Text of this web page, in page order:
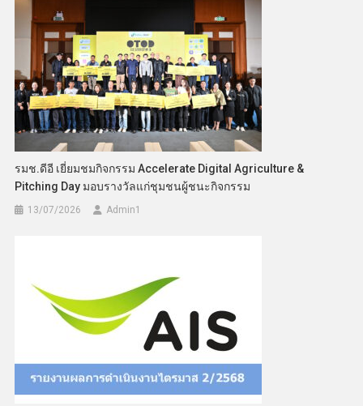
รมช.ดีอี เยี่ยมชมกิจกรรม Accelerate Digital Agriculture &
Pitching Day มอบรางวัลแก่ชุมชนผู้ชนะกิจกรรม
13/07/2026 Admin​1